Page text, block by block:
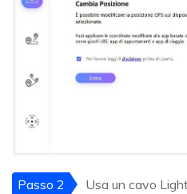
Passo 2
Usa un cavo